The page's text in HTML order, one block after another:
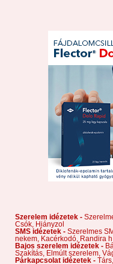
Szerelem idézetek -
Csók,
Hiányzol
SMS idézetek - Szerelmes
nekem,
Kacérkodó,
Randira
Bajos szerelem idézetek -
Szakítás,
Elmúlt szerelem,
Párkapcsolat idézetek -